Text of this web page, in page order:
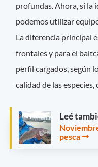
profundas. Ahora, si la
podemos utilizar
La diferencia principal
frontales y para el
perfil cargados, según
calidad de las
Leé
pesca